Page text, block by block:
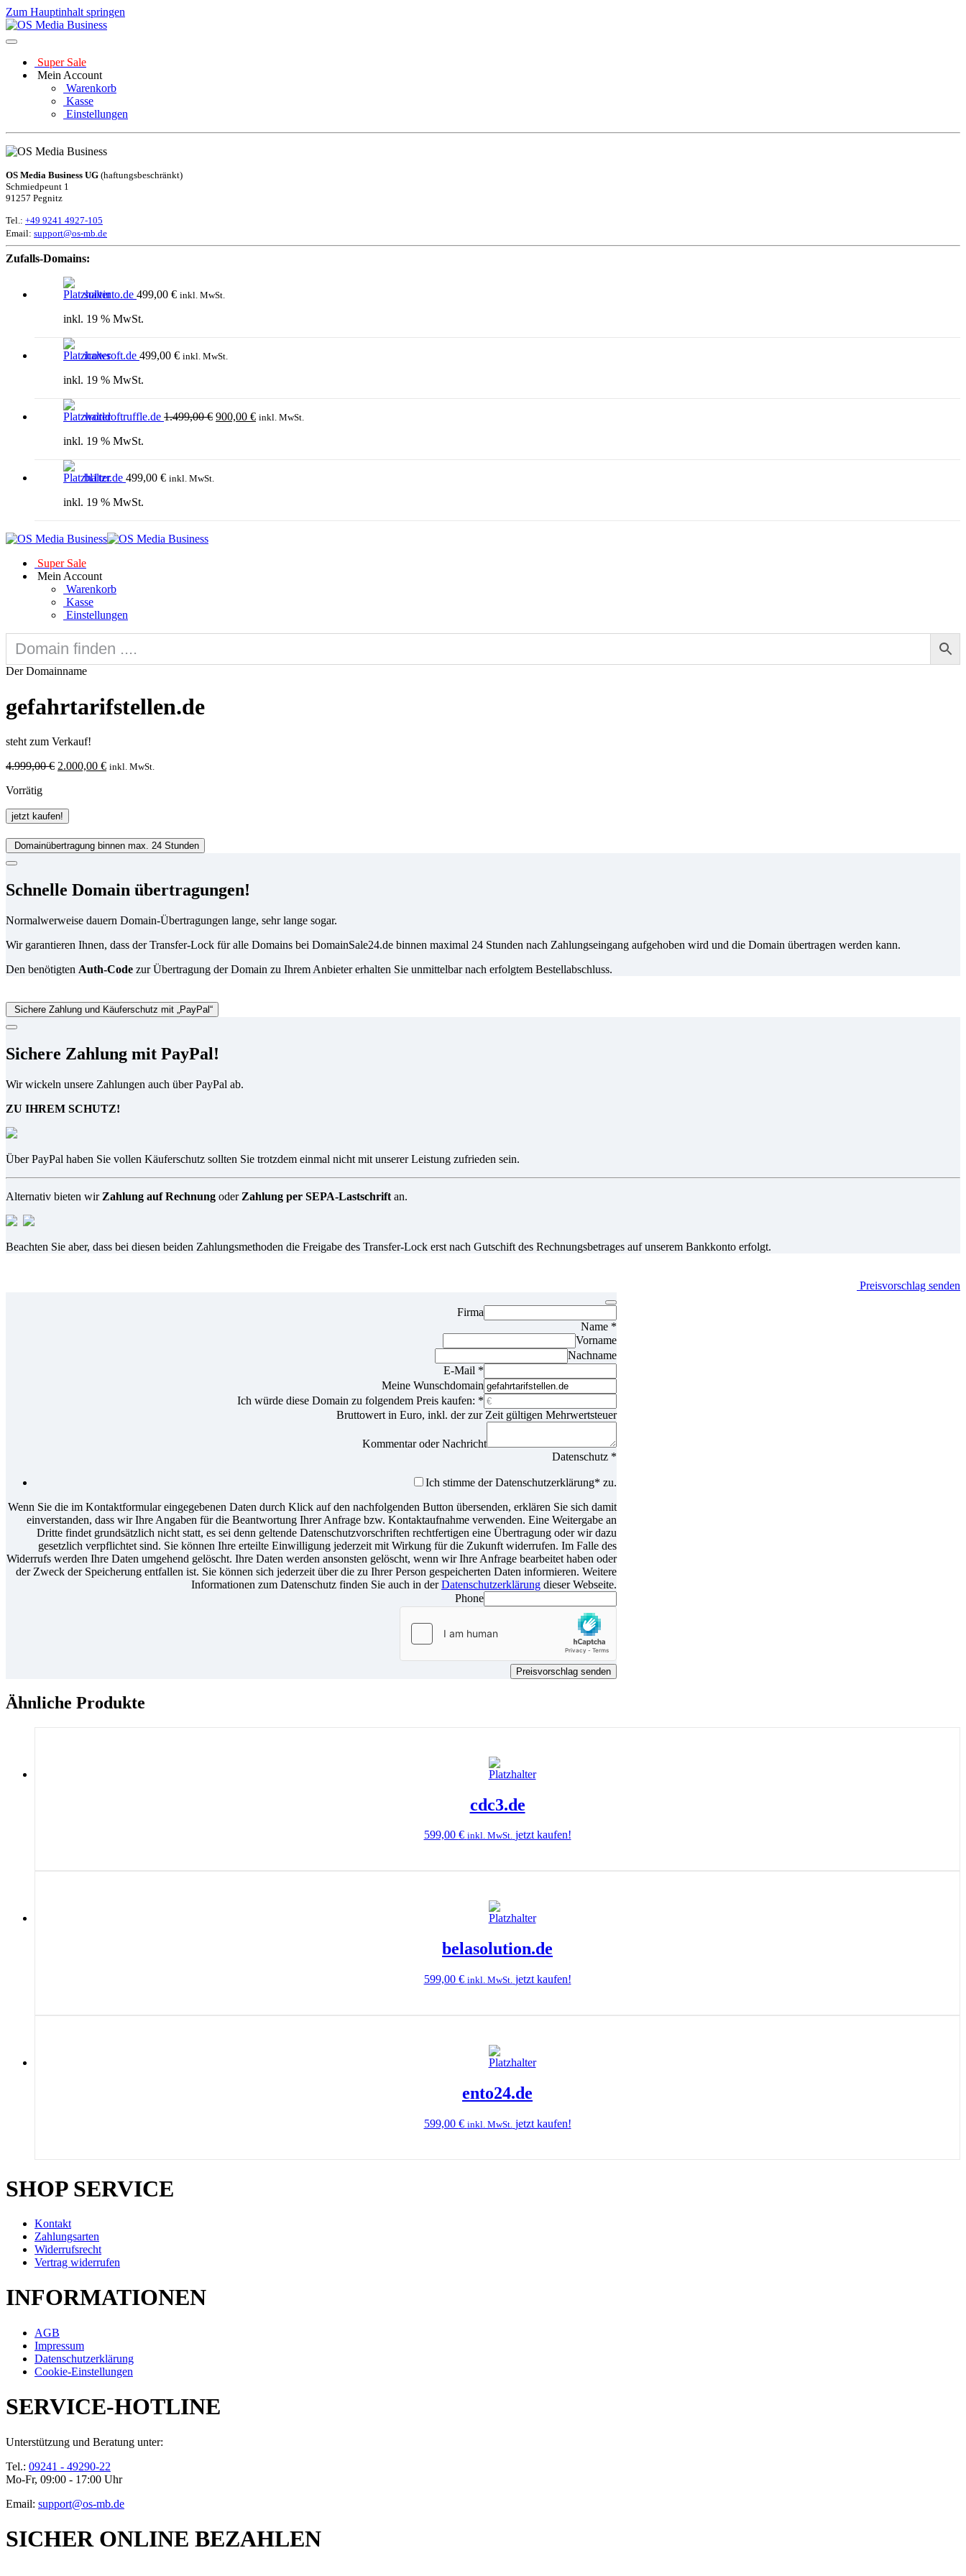
Zum Hauptinhalt springen
Super Sale
Mein Account
Warenkorb
Kasse
Einstellungen
OS Media Business UG (haftungsbeschränkt)
Schmiedpeunt 1
91257 Pegnitz
Tel.: +49 9241 4927-105
Email: support@os-mb.de
Zufalls-Domains:
solvinto.de 499,00 € inkl. MwSt.
inkl. 19 % MwSt.
icowsoft.de 499,00 € inkl. MwSt.
inkl. 19 % MwSt.
worldoftruffle.de 1.499,00€ Preis
900,00 €Preis
inkl. MwSt.
inkl. 19 % MwSt.
bl1tzr.de 499,00 € inkl. MwSt.
inkl. 19 % MwSt.
Super Sale
Mein Account
Warenkorb
Kasse
Einstellungen
Der Domainname
gefahrtarifstellen.de
steht zum Verkauf!
4.999,00€ Ursprünglicher
2.000,00 €Aktueller
inkl. MwSt.
Vorrätig
gefahrtarifstellen.de
Menge
jetzt kaufen!
Domainübertragung binnen max. 24 Stunden
Schnelle Domain übertragungen!
Normalwerweise dauern Domain-Übertragungen lange, sehr lange sogar.
Wir garantieren Ihnen, dass der Transfer-Lock für alle Domains bei DomainSale24.de binnen maximal 24 Stunden nach Zahlungseingang aufgehoben wird und die Domain übertragen werden kann.
Den benötigten Auth-Code zur Übertragung der Domain zu Ihrem Anbieter erhalten Sie unmittelbar nach erfolgtem Bestellabschluss.
Sichere Zahlung und Käuferschutz mit „PayPal“
Sichere Zahlung mit PayPal!
Wir wickeln unsere Zahlungen auch über PayPal ab.
ZU IHREM SCHUTZ!
Über PayPal haben Sie vollen Käuferschutz sollten Sie trotzdem einmal nicht mit unserer Leistung zufrieden sein.
Alternativ bieten wir Zahlung auf Rechnung oder Zahlung per SEPA-Lastschrift an.
Beachten Sie aber, dass bei diesen beiden Zahlungsmethoden die Freigabe des Transfer-Lock erst nach Gutschift des Rechnungsbetrages auf unserem Bankkonto erfolgt.
Preisvorschlag senden
Firma
Name *
Vorname
Nachname
E-Mail *
Meine Wunschdomain
Ich würde diese Domain zu folgendem Preis kaufen: *
Bruttowert in Euro, inkl. der zur Zeit gültigen Mehrwertsteuer
Kommentar oder Nachricht
Datenschutz *
Ich stimme der Datenschutz­erklärung* zu.
Wenn Sie die im Kontaktformular eingegebenen Daten durch Klick auf den nachfolgenden Button übersenden, erklären Sie sich damit
einverstanden, dass wir Ihre Angaben für die Beantwortung Ihrer Anfrage bzw. Kontaktaufnahme verwenden. Eine Weitergabe an
Dritte findet grundsätzlich nicht statt, es sei denn geltende Datenschutzvorschriften rechtfertigen eine Übertragung oder wir dazu
gesetzlich verpflichtet sind. Sie können Ihre erteilte Einwilligung jederzeit mit Wirkung für die Zukunft widerrufen. Im Falle des
Widerrufs werden Ihre Daten umgehend gelöscht. Ihre Daten werden ansonsten gelöscht, wenn wir Ihre Anfrage bearbeitet haben oder
der Zweck der Speicherung entfallen ist. Sie können sich jederzeit über die zu Ihrer Person gespeicherten Daten informieren. Weitere
Informationen zum Datenschutz finden Sie auch in derDatenschutzerklärung dieser Webseite.
Phone
Preisvorschlag senden
Ähnliche Produkte
cdc3.de
599,00 € inkl. MwSt. jetzt kaufen!
belasolution.de
599,00 € inkl. MwSt. jetzt kaufen!
ento24.de
599,00 € inkl. MwSt. jetzt kaufen!
SHOP SERVICE
Kontakt
Zahlungsarten
Widerrufsrecht
Vertrag widerrufen
INFORMATIONEN
AGB
Impressum
Datenschutzerklärung
Cookie-Einstellungen
SERVICE-HOTLINE
Unterstützung und Beratung unter:
Tel.: 09241 - 49290-22
Mo-Fr, 09:00 - 17:00 Uhr
Email: support@os-mb.de
SICHER ONLINE BEZAHLEN